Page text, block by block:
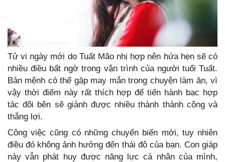
Tử vi ngày mới do Tuất Mão nhị hợp nên hứa hẹn sẽ có
nhiều điều bất ngờ trong vận trình của người tuổi Tuất.
Bản mệnh có thể gặp may mắn trong chuyện làm ăn, vì
vậy thời điểm này rất thích hợp để tiến hành bạc hợp
tác đôi bên sẽ giành được nhiều thành thành công và
thắng lợi.
Công việc cũng có những chuyển biến mới, tuy nhiên
điều đó không ảnh hưởng đến thái độ của bạn. Con giáp
này vẫn phát huy được năng lực cá nhân của mình,